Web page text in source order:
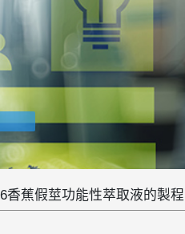
香蕉假莖功能性萃取液的製程